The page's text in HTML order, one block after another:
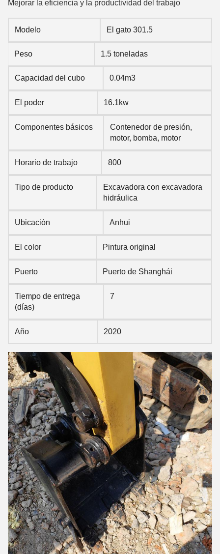
Mejorar la eficiencia y la productividad del trabajo
Modelo El gato 301.5
Peso 1.5 toneladas
Capacidad del cubo 0.04m3
El poder 16.1kw
Componentes básicos
Contenedor de presión,
motor, bomba, motor
Horario de trabajo 800
Tipo de producto
Excavadora con excavadora
hidráulica
Ubicación Anhui
El color Pintura original
Puerto Puerto de Shanghái
Tiempo de entrega
(días)
7
Año 2020